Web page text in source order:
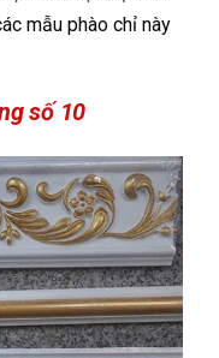
mẫu phào chỉ này
số 10